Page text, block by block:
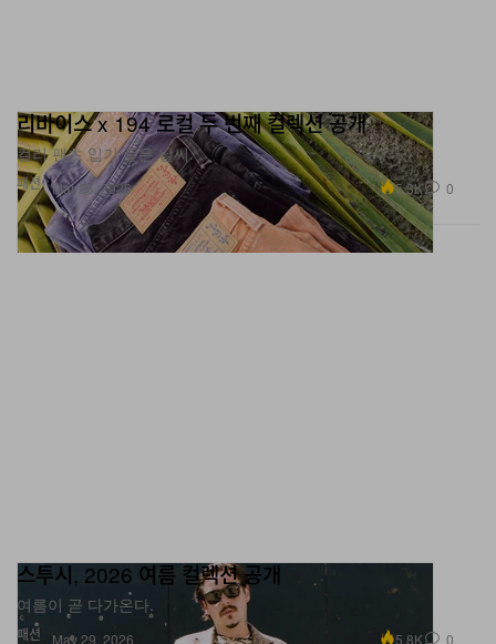
패션
리바이스 x 194 로컬 두 번째 컬렉션 공개
컬러 팬츠 입기 좋은 날씨.
Mar 26, 2026 5.3K 0
패션
스투시, 2026 여름 컬렉션 공개
여름이 곧 다가온다.
May 29, 2026 5.8K 0